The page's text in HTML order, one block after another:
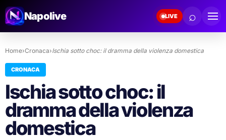
Napolive LIVE ⌕
Home›Cronaca›Ischia sotto choc: il dramma della violenza domestica
CRONACA
Ischia sotto choc: il
dramma della violenza
domestica